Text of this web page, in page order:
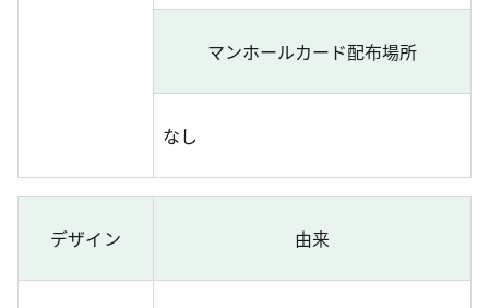
マンホールカード配布場所
なし
デザイン 由来